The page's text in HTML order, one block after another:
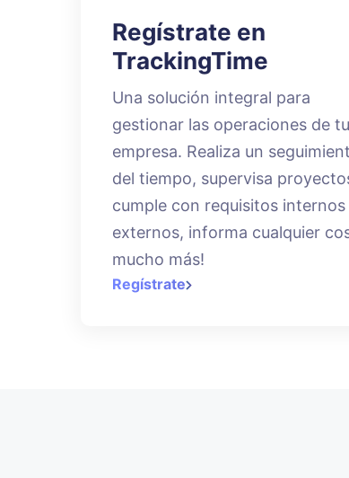
Regístrate en
TrackingTime
Una solución integral para
gestionar las operaciones de tu
empresa. Realiza un
del tiempo, supervisa
cumple con requisitos internos
externos, informa cualquier
mucho más!
Regístrate